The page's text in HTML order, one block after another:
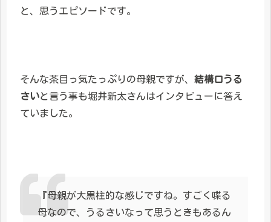
と、思うエピソードです。
そんな茶目っ気たっぷりの母親ですが、 結構口うる
さいと言う事も堀井新太さんはインタビューに答え
ていました。
『母親が大黒柱的な感じですね。すごく喋る
母なので、うるさいなって思うときもあるん